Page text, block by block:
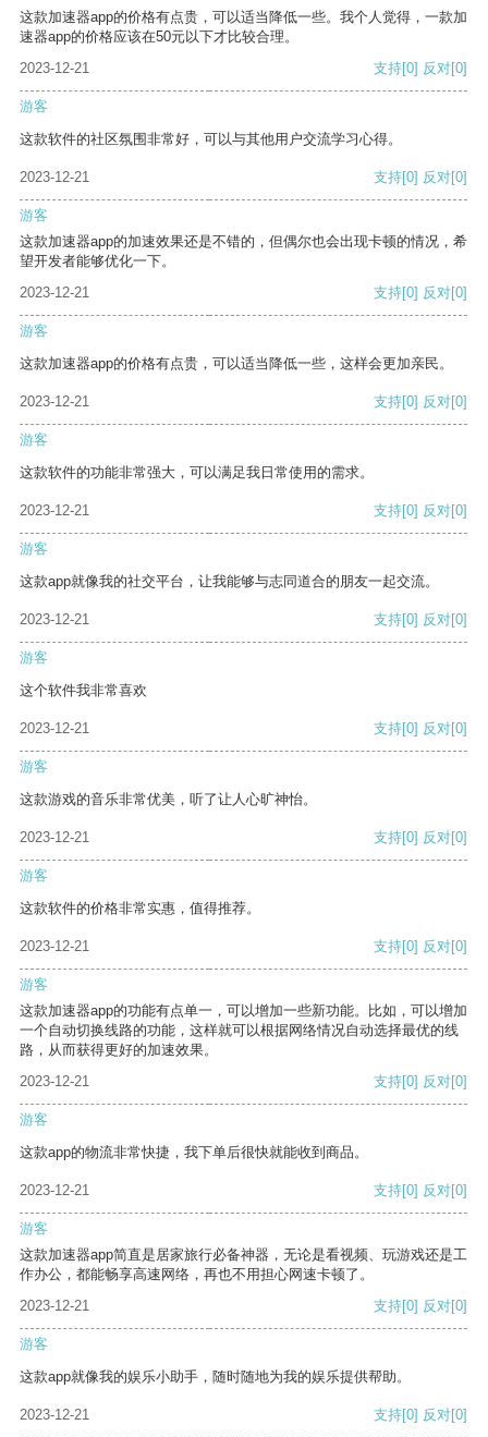
这款加速器app的价格有点贵，可以适当降低一些。我个人觉得，一款加
速器app的价格应该在50元以下才比较合理。
2023-12-21
支持[0] 反对[0]
游客
这款软件的社区氛围非常好，可以与其他用户交流学习心得。
2023-12-21 支持[0] 反对[0]
游客
这款加速器app的加速效果还是不错的，但偶尔也会出现卡顿的情况，希
望开发者能够优化一下。
2023-12-21
支持[0] 反对[0]
游客
这款加速器app的价格有点贵，可以适当降低一些，这样会更加亲民。
2023-12-21 支持[0] 反对[0]
游客
这款软件的功能非常强大，可以满足我日常使用的需求。
2023-12-21 支持[0] 反对[0]
游客
这款app就像我的社交平台，让我能够与志同道合的朋友一起交流。
2023-12-21 支持[0] 反对[0]
游客
这个软件我非常喜欢
2023-12-21 支持[0] 反对[0]
游客
这款游戏的音乐非常优美，听了让人心旷神怡。
2023-12-21 支持[0] 反对[0]
游客
这款软件的价格非常实惠，值得推荐。
2023-12-21 支持[0] 反对[0]
游客
这款加速器app的功能有点单一，可以增加一些新功能。比如，可以增加
一个自动切换线路的功能，这样就可以根据网络情况自动选择最优的线
路，从而获得更好的加速效果。
2023-12-21
支持[0] 反对[0]
游客
这款app的物流非常快捷，我下单后很快就能收到商品。
2023-12-21 支持[0] 反对[0]
游客
这款加速器app简直是居家旅行必备神器，无论是看视频、玩游戏还是工
作办公，都能畅享高速网络，再也不用担心网速卡顿了。
2023-12-21
支持[0] 反对[0]
游客
这款app就像我的娱乐小助手，随时随地为我的娱乐提供帮助。
2023-12-21 支持[0] 反对[0]